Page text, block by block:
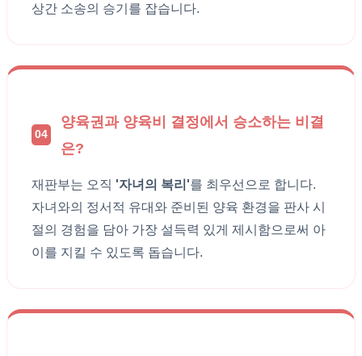
상간 소송의 승기를 잡습니다.
04
양육권과 양육비 결정에서 승소하는 비결
은?
재판부는 오직 '자녀의 복리'를 최우선으로 합니다.
자녀와의 정서적 유대와 준비된 양육 환경을 판사 시
절의 경험을 담아 가장 설득력 있게 제시함으로써 아
이를 지킬 수 있도록 돕습니다.